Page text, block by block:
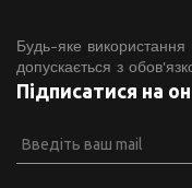
Будь-яке
допускається з
Підписатися на